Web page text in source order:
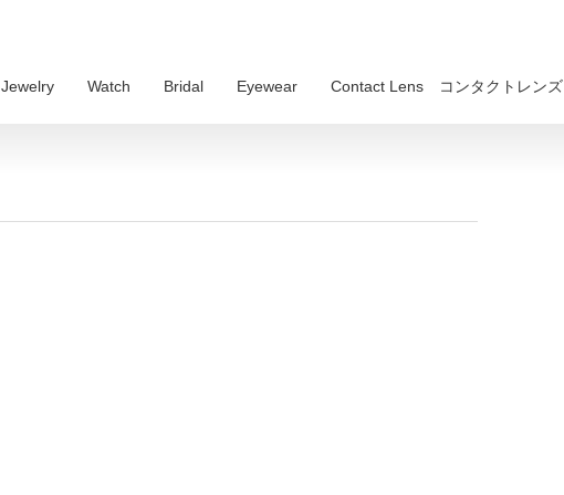
Jewelry Watch Bridal Eyewear Contact Lens コンタクトレンズ